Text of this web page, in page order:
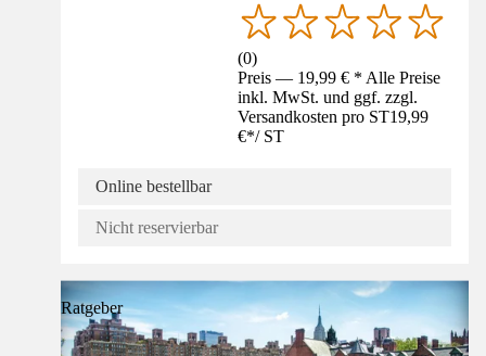
(0)
Preis — 19,99 € * Alle Preise
inkl. MwSt. und ggf. zzgl.
Versandkosten pro ST19,99
€*/ ST
Online bestellbar
Nicht reservierbar
Ratgeber